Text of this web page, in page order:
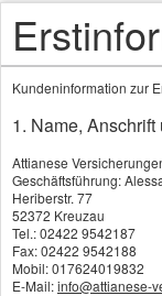
Kundeninformation zur
1. Name,
Attianese
Geschäftsführung:
Heriberstr. 77
52372 Kreuzau
Tel.: 02422 9542187
Fax: 02422 9542188
Mobil: 017624019832
E-Mail:info@attianese-